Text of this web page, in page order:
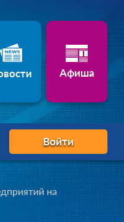
Афиша
Войти
на